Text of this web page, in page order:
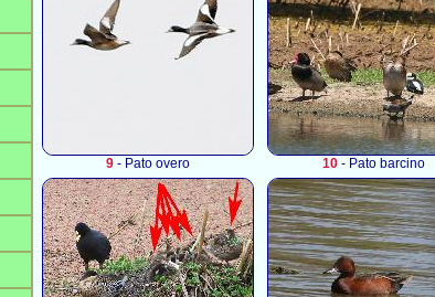
9 - Pato overo 10- Pato barcino